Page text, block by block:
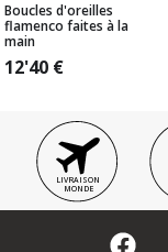
Boucles d'oreilles
flamenco faites à la
main
12'40 €
LIVRAISON
MONDE